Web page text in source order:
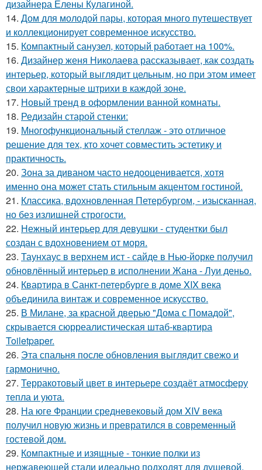
дизайнера Елены Кулагиной.
14. Дом для молодой пары, которая много путешествует
и коллекционирует современное искусство.
15. Компактный санузел, который работает на 100%.
16. Дизайнер женя Николаева рассказывает, как создать
интерьер, который выглядит цельным, но при этом имеет
свои характерные штрихи в каждой зоне.
17. Новый тренд в оформлении ванной комнаты.
18. Редизайн старой стенки:
19. Многофункциональный стеллаж - это отличное
решение для тех, кто хочет совместить эстетику и
практичность.
20. Зона за диваном часто недооценивается, хотя
именно она может стать стильным акцентом гостиной.
21. Классика, вдохновленная Петербургом, - изысканная,
но без излишней строгости.
22. Нежный интерьер для девушки - студентки был
создан с вдохновением от моря.
23. Таунхаус в верхнем ист - сайде в Нью-йорке получил
обновлённый интерьер в исполнении Жана - Луи деньо.
24. Квартира в Санкт-петербурге в доме XIX века
объединила винтаж и современное искусство.
25. В Милане, за красной дверью "Дома с Помадой",
скрывается сюрреалистическая штаб-квартира
Toiletpaper.
26. Эта спальня после обновления выглядит свежо и
гармонично.
27. Терракотовый цвет в интерьере создаёт атмосферу
тепла и уюта.
28. На юге Франции средневековый дом XIV века
получил новую жизнь и превратился в современный
гостевой дом.
29. Компактные и изящные - тонкие полки из
нержавеющей стали идеально подходят для душевой.